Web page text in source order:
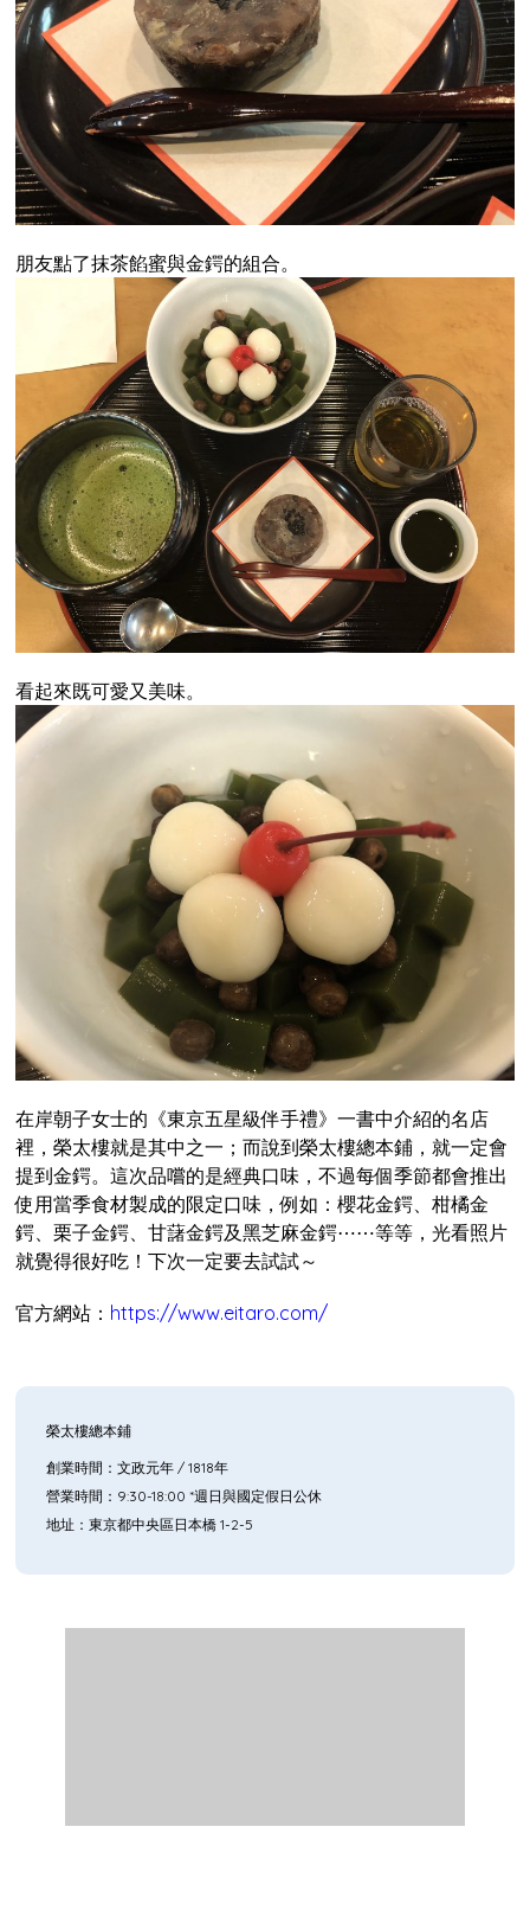
朋友點了抹茶餡蜜與金鍔的組合。
看起來既可愛又美味。
在岸朝子女士的《東京五星級伴手禮》一書中介紹的名店
裡，榮太樓就是其中之一；而說到榮太樓總本鋪，就一定會
提到金鍔。這次品嚐的是經典口味，不過每個季節都會推出
使用當季食材製成的限定口味，例如：櫻花金鍔、柑橘金
鍔、栗子金鍔、甘藷金鍔及黑芝麻金鍔⋯⋯等等，光看照片
就覺得很好吃！下次一定要去試試～
官方網站： https://www.eitaro.com/
榮太樓總本鋪
創業時間：文政元年 / 1818年
營業時間：9:30-18:00 *週日與國定假日公休
地址：東京都中央區日本橋 1-2-5